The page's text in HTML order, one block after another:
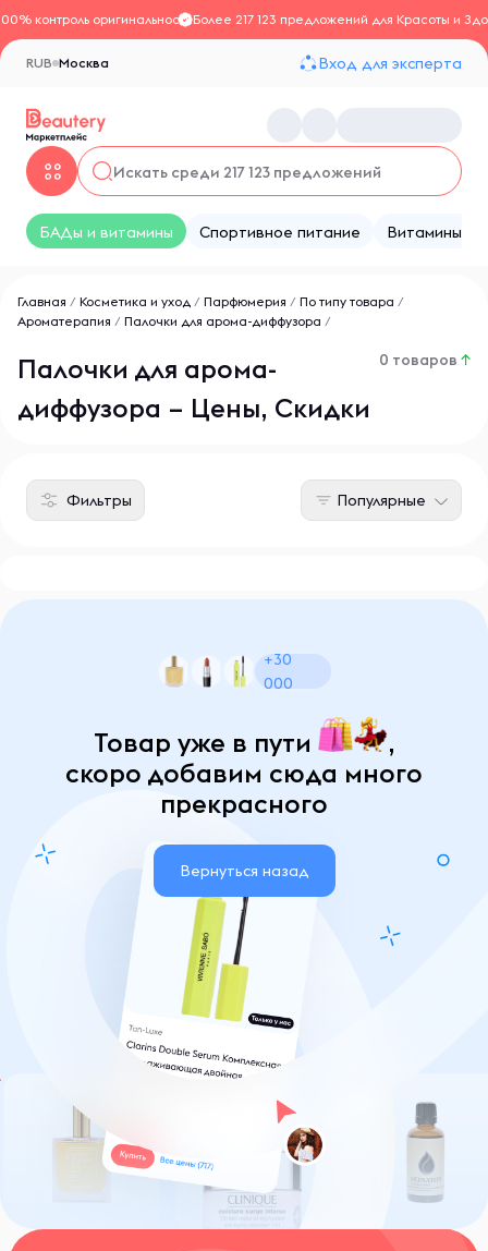
контроль оригинальностиБолее 217 123 предложений для Красоты и
Москва
RUB Вход для эксперта
БАДы и витамины Спортивное питание Витамины
Главная / Косметика и уход / Парфюмерия / По типу товара /
Ароматерапия / Палочки для арома-диффузора /
Палочки для арома-
диффузора – Цены, Скидки
0 товаров ↑
Фильтры Популярные
+30
000
Товар уже в пути
,
скоро добавим сюда много
прекрасного
Вернуться назад